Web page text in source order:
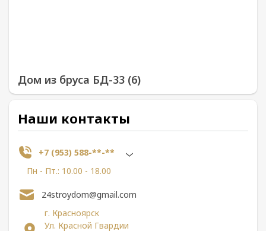
Дом из бруса БД-33 (6)
Наши контакты
+7 (953) 588-**-**
Пн - Пт.: 10.00 - 18.00
г. Красноярск
Ул. Красной Гвардии
24stroydom@gmail.com